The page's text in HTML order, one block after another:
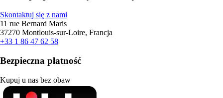
Skontaktuj się z nami
11 rue Bernard Maris
37270 Montlouis-sur-Loire, Francja
+33 1 86 47 62 58
Bezpieczna płatność
Kupuj u nas bez obaw